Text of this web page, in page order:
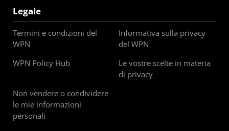
Legale
Termini e condizioni del
WPN
Informativa sulla privacy
del WPN
WPN Policy Hub
Le vostre scelte in materia
di privacy
Non vendere o condividere
le mie informazioni
personali